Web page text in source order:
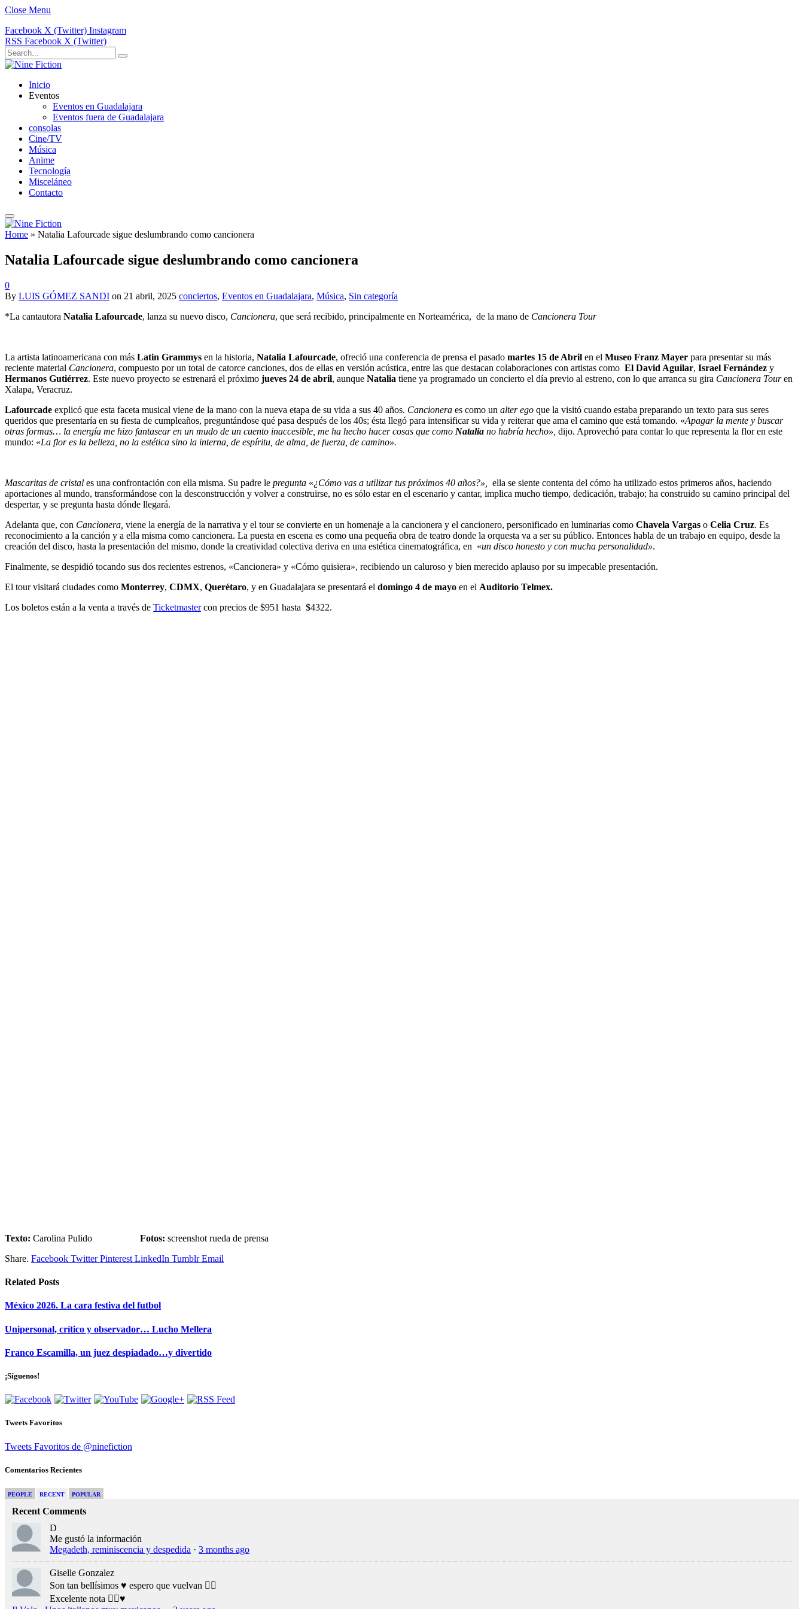
Close Menu
Facebook X (Twitter) Instagram
RSS Facebook X (Twitter)
Inicio
Eventos
Eventos en Guadalajara
Eventos fuera de Guadalajara
consolas
Cine/TV
Música
Anime
Tecnología
Misceláneo
Contacto
Home » Natalia Lafourcade sigue deslumbrando como cancionera
Natalia Lafourcade sigue deslumbrando como cancionera
0
By LUIS GÓMEZ SANDI on 21 abril, 2025 conciertos, Eventos en Guadalajara, Música, Sin categoría
*La cantautora Natalia Lafourcade, lanza su nuevo disco, Cancionera, que será recibido, principalmente en Norteamérica, de la mano de Cancionera Tour
La artista latinoamericana con más Latin Grammys en la historia, Natalia Lafourcade, ofreció una conferencia de prensa el pasado martes 15 de Abril en el Museo Franz Mayer para presentar su más
reciente material Cancionera, compuesto por un total de catorce canciones, dos de ellas en versión acústica, entre las que destacan colaboraciones con artistas como El David Aguilar, Israel Fernández y
Hermanos Gutiérrez. Este nuevo proyecto se estrenará el próximo jueves 24 de abril, aunque Natalia tiene ya programado un concierto el día previo al estreno, con lo que arranca su gira Cancionera Touren
Xalapa, Veracruz.
Lafourcade explicó que esta faceta musical viene de la mano con la nueva etapa de su vida a sus 40 años. Cancionera es como un alter ego que la visitó cuando estaba preparando un texto para sus seres
queridos que presentaría en su fiesta de cumpleaños, preguntándose qué pasa después de los 40s; ésta llegó para intensificar su vida y reiterar que ama el camino que está tomando. «Apagar la mente y buscar
otras formas… la energía me hizo fantasear en un mudo de un cuento inaccesible, me ha hecho hacer cosas que como Natalia no habría hecho», dijo. Aprovechó para contar lo que representa la flor en este
mundo: «La flor es la belleza, no la estética sino la interna, de espíritu, de alma, de fuerza, de camino».
Mascaritas de cristal es una confrontación con ella misma. Su padre le pregunta «¿Cómo vas a utilizar tus próximos 40 años?»,
ella se siente contenta del cómo ha utilizado estos primeros años, haciendo
aportaciones al mundo, transformándose con la desconstrucción y volver a construirse, no es sólo estar en el escenario y cantar, implica mucho tiempo, dedicación, trabajo; ha construido su camino principal del
despertar, y se pregunta hasta dónde llegará.
Adelanta que, con Cancionera, viene la energía de la narrativa y el tour se convierte en un homenaje a la cancionera y el cancionero, personificado en luminarias como Chavela Vargas o Celia Cruz. Es
reconocimiento a la canción y a ella misma como cancionera. La puesta en escena es como una pequeña obra de teatro donde la orquesta va a ser su público. Entonces habla de un trabajo en equipo, desde la
creación del disco, hasta la presentación del mismo, donde la creatividad colectiva deriva en una estética cinematográfica, en «un disco honesto y con mucha personalidad».
Finalmente, se despidió tocando sus dos recientes estrenos, «Cancionera» y «Cómo quisiera», recibiendo un caluroso y bien merecido aplauso por su impecable presentación.
El tour visitará ciudades como Monterrey, CDMX, Querétaro, y en Guadalajara se presentará el domingo 4 de mayo en el Auditorio Telmex.
Los boletos están a la venta a través de Ticketmastercon precios de $951 hasta $4322.
Texto: Carolina Pulido Fotos: screenshot rueda de prensa
Share. Facebook Twitter Pinterest LinkedIn Tumblr Email
Related Posts
México 2026. La cara festiva del futbol
Unipersonal, crítico y observador… Lucho Mellera
Franco Escamilla, un juez despiadado…y divertido
¡Síguenos!
Tweets Favoritos
Tweets Favoritos de @ninefiction
Comentarios Recientes
PEOPLE RECENT POPULAR
Recent Comments
D
Me gustó la información
Megadeth, reminiscencia y despedida · 3 months ago
Giselle Gonzalez
Son tan bellísimos ♥️ espero que vuelvan 👍🏻
Excelente nota 👍🏻♥️